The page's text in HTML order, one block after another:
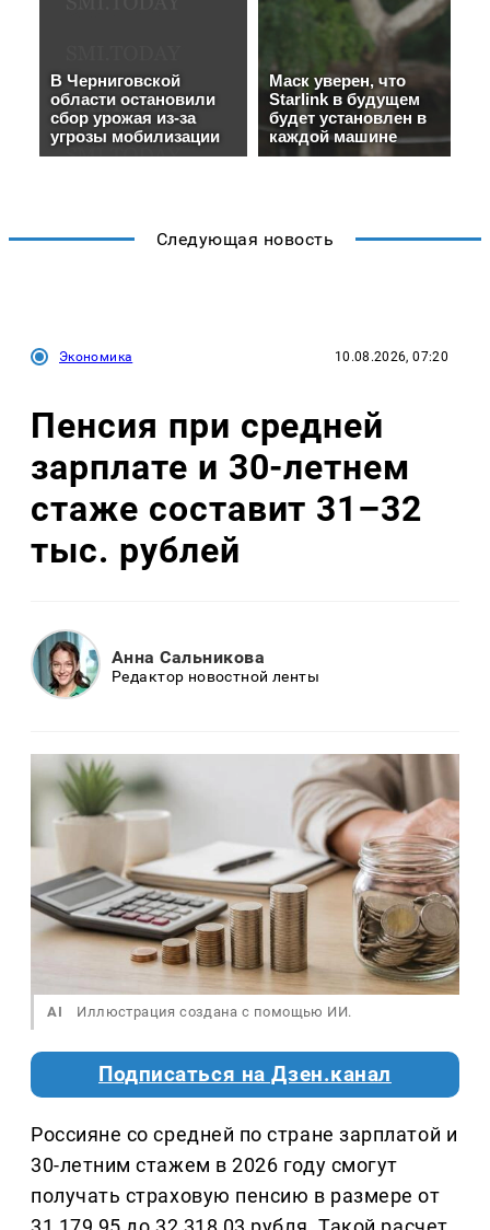
Следующая новость
Экономика 10.08.2026, 07:20
Пенсия при средней
зарплате и 30-летнем
стаже составит 31–32
тыс. рублей
Анна Сальникова
Редактор новостной ленты
AI Иллюстрация создана с помощью ИИ.
Подписаться на Дзен.канал
Россияне со средней по стране зарплатой и
30-летним стажем в 2026 году смогут
получать страховую пенсию в размере от